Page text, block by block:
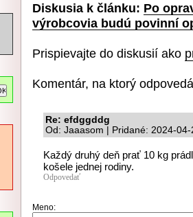
Diskusia k článku: Po
výrobcovia budú povinní
Prispievajte do diskusií ako
Komentár, na ktorý
Re: efdggddg
Od: Jaaasom | Pridané: 2024-
Každý druhý deň prať 10 kg
košele jednej rodiny.
Odpovedať
Meno: